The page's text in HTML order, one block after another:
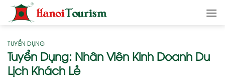
qua
dung
TUYỂN DỤNG
Tuyển Dụng: Nhân Viên Kinh Doanh Du
Lịch Khách Lẻ